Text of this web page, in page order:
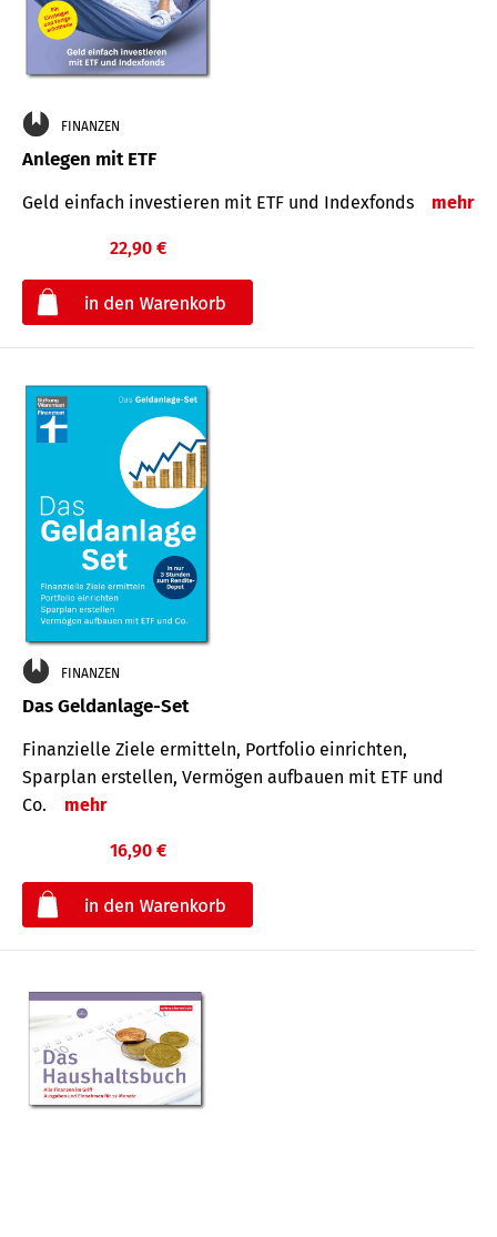
FINANZEN
Anlegen mit ETF
Geld einfach investieren mit ETF und Indexfonds mehr
22,90 €
FINANZEN
Das Geldanlage-Set
Finanzielle Ziele ermitteln, Portfolio einrichten,
Sparplan erstellen, Vermögen aufbauen mit ETF und
Co.
mehr
16,90 €